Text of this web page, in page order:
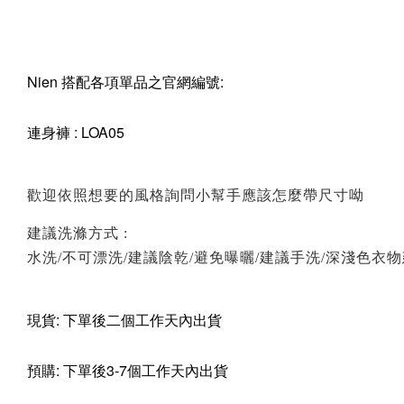
Nien 搭配各項單品之官網編號:
連身褲 : LOA05
歡迎依照想要的風格詢問小幫手應該怎麼帶尺寸呦
建議洗滌方式 :
水洗/不可漂洗/建議陰乾/避免曝曬/建議手洗/深淺色衣
現貨: 下單後二個工作天內出貨
預購: 下單後3-7個工作天內出貨